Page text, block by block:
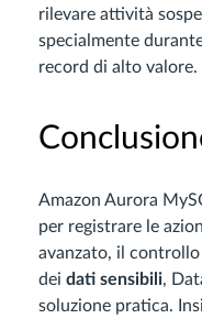
rilevare attività
specialmente
record di alto valore.
Amazon Aurora
per registrare le
avanzato, il
dei dati sensibili,
soluzione pratica.